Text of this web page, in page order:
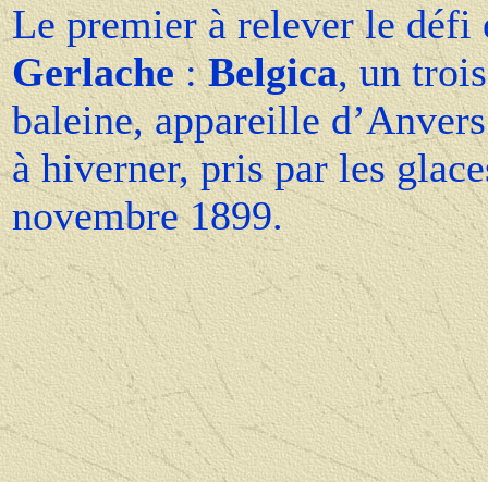
Le premier à relever le
Gerlache:Belgica, un
baleine, appareille
à hiverner, pris par les
novembre 1899.